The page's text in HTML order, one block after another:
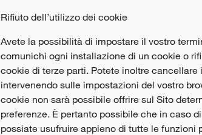
Rifiuto dell’utilizzo dei cookie
Avete la possibilità di impostare il vostro
comunichi ogni installazione di un cookie o
cookie di terze parti. Potete inoltre
intervenendo sulle impostazioni del vostro
cookie non sarà possibile offrire sul Sito
preferenze. È pertanto possibile che in caso
possiate usufruire appieno di tutte le funzioni